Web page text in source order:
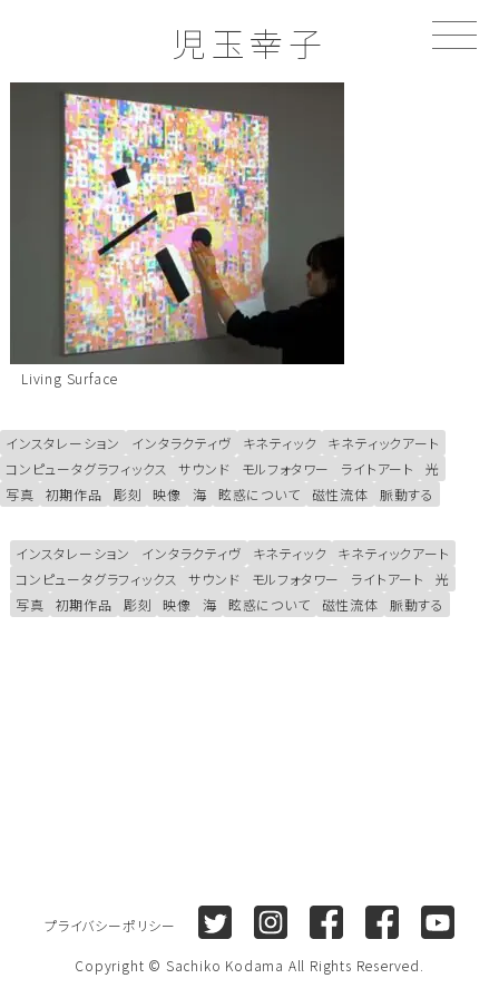
児玉幸子
Living Surface
インスタレーション インタラクティヴ キネティック
キネティックアート
コンピュータグラフィックス
サウンド モルフォタワー ライトアート
光
写真
初期作品 彫刻 映像 海 眩惑について 磁性流体 脈動する
インスタレーション インタラクティヴ キネティック
キネティックアート
コンピュータグラフィックス
サウンド モルフォタワー ライトアート
光
写真
初期作品 彫刻 映像 海 眩惑について 磁性流体 脈動する
プライバシーポリシー Twitter Instagram Facebook (Sachiko
Facebook
Copyright © Sachiko Kodama All Rights Reserved.